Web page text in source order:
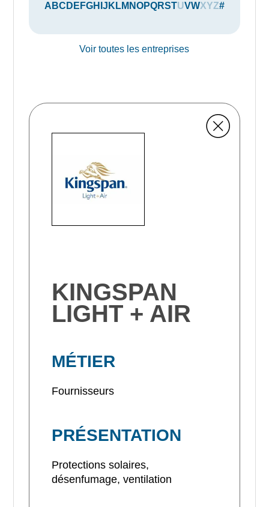
A BC D E FGH J K LM NOPQRSTUVWXYZ#
Voir toutes les entreprises
KINGSPAN
LIGHT + AIR
MÉTIER
Fournisseurs
PRÉSENTATION
Protections solaires,
désenfumage, ventilation